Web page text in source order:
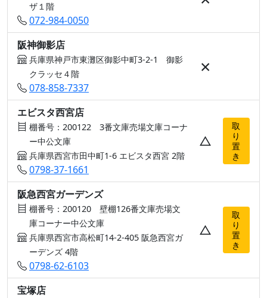
ザ１階
072-984-0050
阪神御影店
兵庫県神戸市東灘区御影中町3-2-1 御影
クラッセ４階
078-858-7337
×
エビスタ西宮店
棚番号：200122 3番文庫売場文庫コーナ
ー中公文庫
兵庫県西宮市田中町1-6 エビスタ西宮 2階
0798-37-1661
△
取
り
置
き
阪急西宮ガーデンズ
棚番号：200120 壁棚126番文庫売場文
庫コーナー中公文庫
兵庫県西宮市高松町14-2-405 阪急西宮ガ
ーデンズ 4階
0798-62-6103
△
取
り
置
き
宝塚店